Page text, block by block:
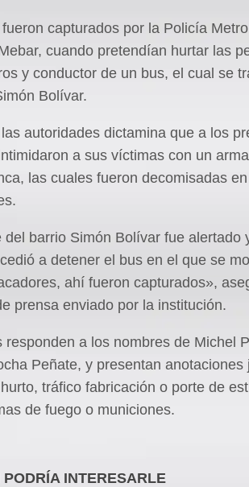
capturados por la Policía
cuando pretendían hurtar las
y conductor de un bus, el cual se
Bolívar.
autoridades dictamina que a los
a sus víctimas con un
las cuales fueron decomisadas
del barrio Simón Bolívar fue alertado
a detener el bus en el que se
ahí fueron capturados»,
prensa enviado por la institución.
responden a los nombres de Michel
Peñate, y presentan anotaciones
tráfico fabricación o porte de
de fuego o municiones.
INTERESARLE